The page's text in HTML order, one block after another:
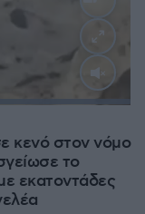
κενό στον νόμο
το
εκατοντάδες